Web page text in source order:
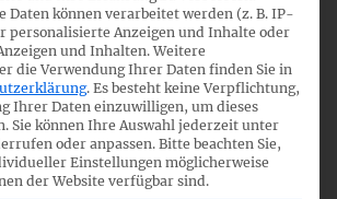
zu stellen und hierdurch die
Öffentlichkeit zu deren
Der IASB stellt dabei auf die
dem Forschungsprogramm, der
der Finanzberichterstattung und der
bestehender IFRS ab. Innerhalb dieser
IASB mehrere Bereiche identifiziert, die
bestimmen können. Zusätzlich
Daten können verarbeitet werden (z. B. IP-
personalisierte Anzeigen und Inhalte oder
und Inhalten. Weitere
die Verwendung Ihrer Daten finden Sie in
. Es besteht keine Verpflichtung,
Ihrer Daten einzuwilligen, um dieses
Sie können Ihre Auswahl jederzeit unter
oder anpassen.Bitte beachten Sie,
Einstellungen möglicherweise
der Website verfügbar sind.